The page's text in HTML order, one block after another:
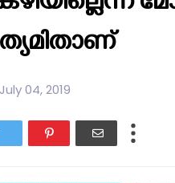
04, 2019